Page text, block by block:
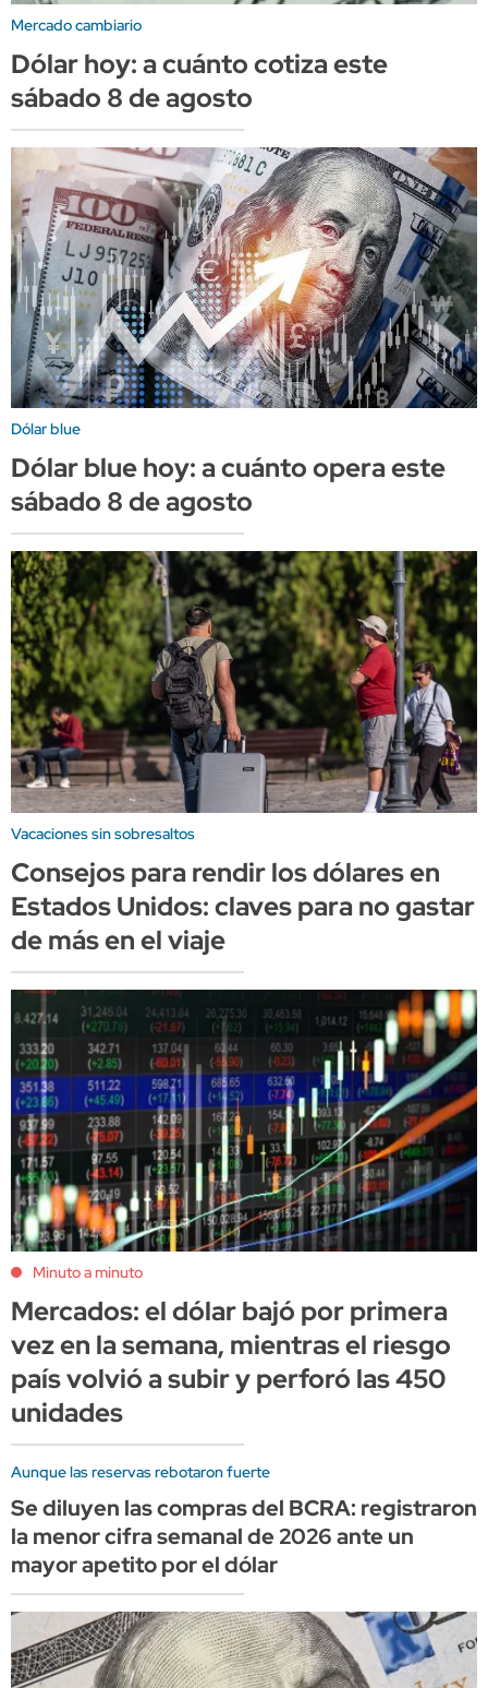
Mercado cambiario
Dólar hoy: a cuánto cotiza este
sábado 8 de agosto
Dólar blue
Dólar blue hoy: a cuánto opera este
sábado 8 de agosto
Vacaciones sin sobresaltos
Consejos para rendir los dólares en
Estados Unidos: claves para no gastar
de más en el viaje
Minuto a minuto
Mercados: el dólar bajó por primera
vez en la semana, mientras el riesgo
país volvió a subir y perforó las 450
unidades
Aunque las reservas rebotaron fuerte
Se diluyen las compras del BCRA: registraron
la menor cifra semanal de 2026 ante un
mayor apetito por el dólar